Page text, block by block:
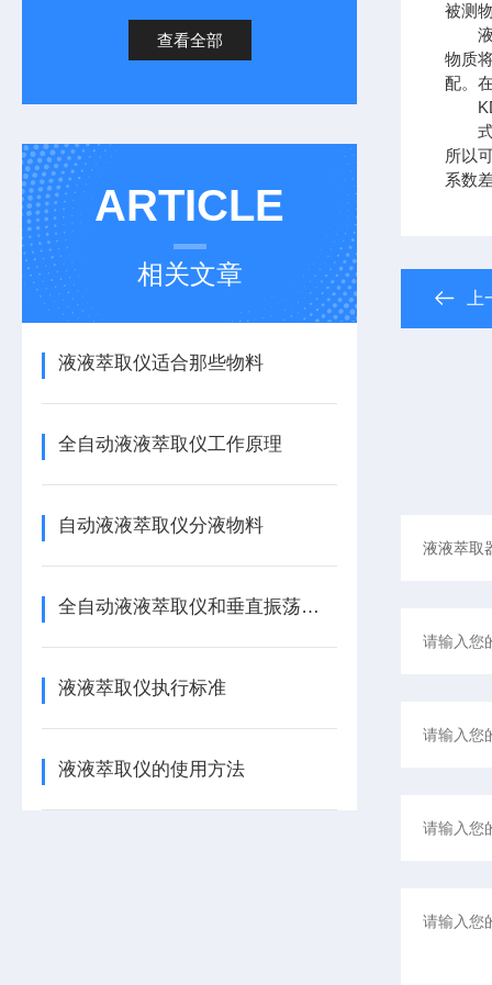
查看全部
ARTICLE
相关文章
液液萃取仪适合那些物料
全自动液液萃取仪工作原理
自动液液萃取仪分液物料
全自动液液萃取仪和垂直振荡器的区别
液液萃取仪执行标准
液液萃取仪的使用方法
被测
液-
物质
配。
KD
式中
所以
系数